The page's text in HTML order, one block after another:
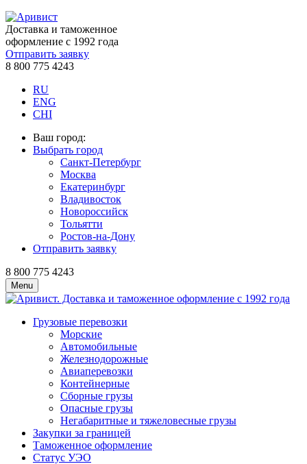
Доставка и таможенное
оформление с 1992 года
Отправить заявку
8 800 775 4243
RU
ENG
CHI
Ваш город:
Выбрать город
Санкт-Петербург
Москва
Екатеринбург
Владивосток
Новороссийск
Тольятти
Ростов-на-Дону
Отправить заявку
8 800 775 4243
Menu
Грузовые перевозки
Морские
Автомобильные
Железно­дорожные
Авиаперевозки
Контейнерные
Сборные грузы
Опасные грузы
Негабаритные и тяжело­весные грузы
Закупки за границей
Таможенное оформление
Статус УЭО